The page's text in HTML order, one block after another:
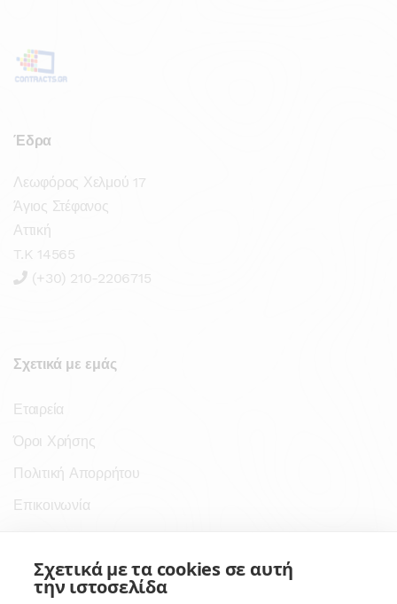
Έδρα
Λεωφόρος Χελμού 17
Άγιος Στέφανος
Αττική
T.K 14565
(+30) 210-2206715
Σχετικά με εμάς
Εταιρεία
Όροι Χρήσης
Πολιτική Απορρήτου
Επικοινωνία
Σύνδεσμοι
Σχετικά με τα cookies σε αυτή
την ιστοσελίδα